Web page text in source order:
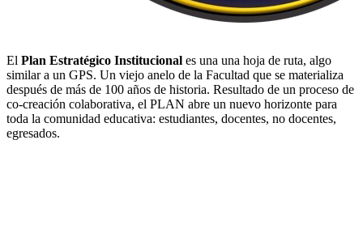
El Plan Estratégico Institucional es una una hoja de ruta, algo
similar a un GPS. Un viejo anelo de la Facultad que se materializa
después de más de 100 años de historia. Resultado de un proceso de
co-creación colaborativa, el PLAN abre un nuevo horizonte para
toda la comunidad educativa: estudiantes, docentes, no docentes,
egresados.